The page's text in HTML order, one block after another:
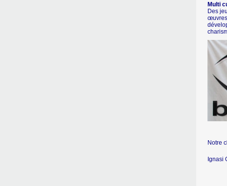
Multi
Des
œuvres
Notre
Ignasi